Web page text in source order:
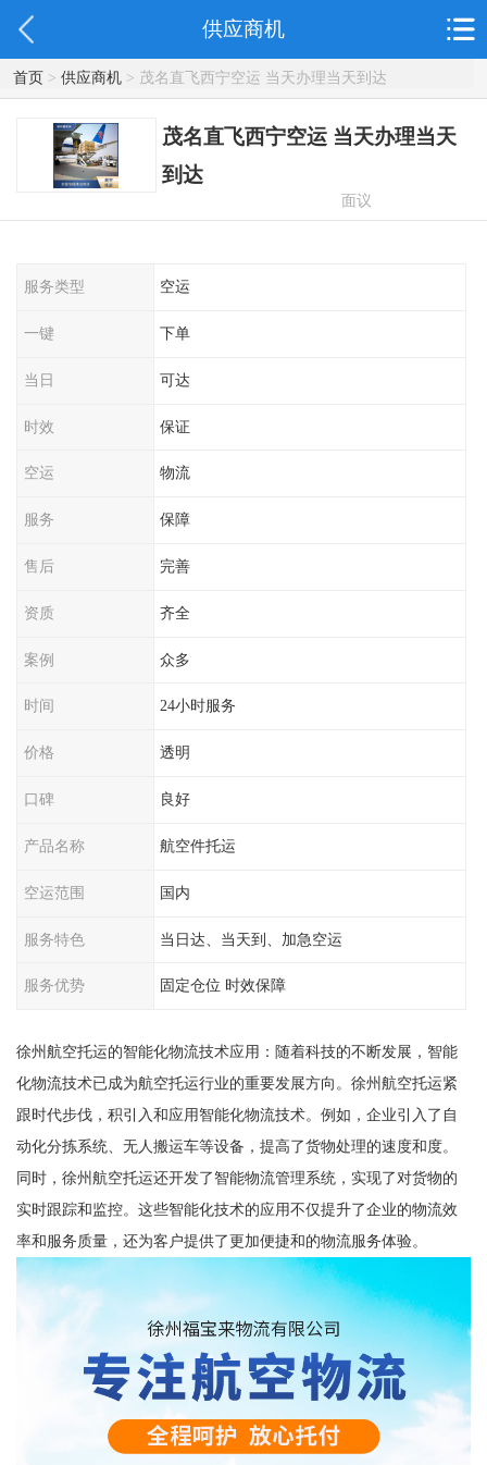
供应商机
首页> 供应商机> 茂名直飞西宁空运 当天办理当天到达
茂名直飞西宁空运 当天办理当天
到达
面议
服务类型 空运
一键 下单
当日 可达
时效 保证
空运 物流
服务 保障
售后 完善
资质 齐全
案例 众多
时间 24小时服务
价格 透明
口碑 良好
产品名称 航空件托运
空运范围 国内
服务特色 当日达、当天到、加急空运
服务优势 固定仓位 时效保障
徐州航空托运的智能化物流技术应用：随着科技的不断发展，智能
化物流技术已成为航空托运行业的重要发展方向。徐州航空托运紧
跟时代步伐，积引入和应用智能化物流技术。例如，企业引入了自
动化分拣系统、无人搬运车等设备，提高了货物处理的速度和度。
同时，徐州航空托运还开发了智能物流管理系统，实现了对货物的
实时跟踪和监控。这些智能化技术的应用不仅提升了企业的物流效
率和服务质量，还为客户提供了更加便捷和的物流服务体验。